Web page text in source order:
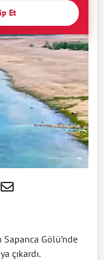
Et
Gölü’nde
çıkardı.